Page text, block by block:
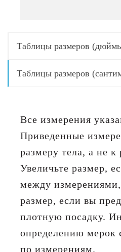
Таблицы размеров
Таблицы размеров
Все измерения
Приведенные
размеру тела, а не
Увеличьте размер,
между
размер, если вы
плотную посадку.
определению мерок
по измерениям.